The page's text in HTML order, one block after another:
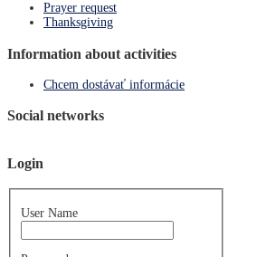
Prayer request
Thanksgiving
Information about activities
Chcem dostávať informácie
Social networks
Login
User Name